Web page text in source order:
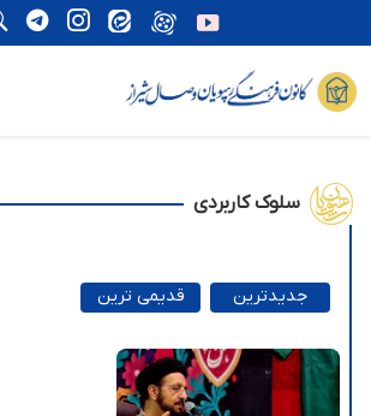
سلوک کاربردی
قدیمی ترین جدیدترین